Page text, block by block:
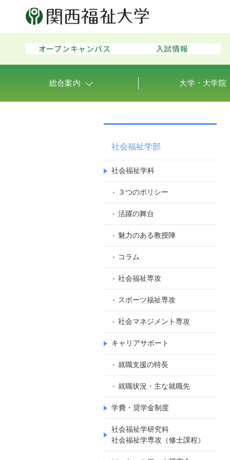
オープンキャンパス 入試情報
総合案内 大学・大学院
社会福祉学部
社会福祉学科
３つのポリシー
活躍の舞台
魅力のある教授陣
コラム
社会福祉専攻
スポーツ福祉専攻
社会マネジメント専攻
キャリアサポート
就職支援の特長
就職状況・主な就職先
学費・奨学金制度
社会福祉学研究科
社会福祉学専攻（修士課程）